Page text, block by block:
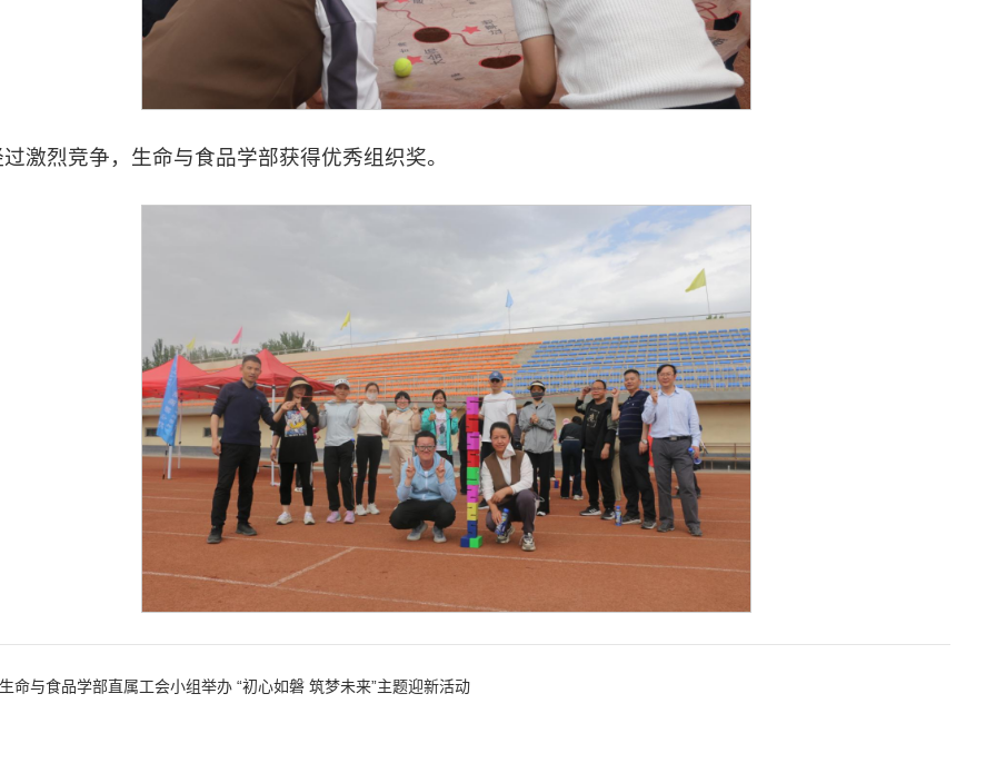
激烈竞争，生命与食品学部获得优秀组织奖。
命与食品学部直属工会小组举办 “初心如磐 筑梦未来”主题迎新活动